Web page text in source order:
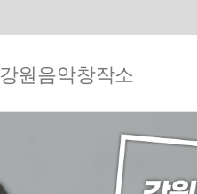
강원음악창작소